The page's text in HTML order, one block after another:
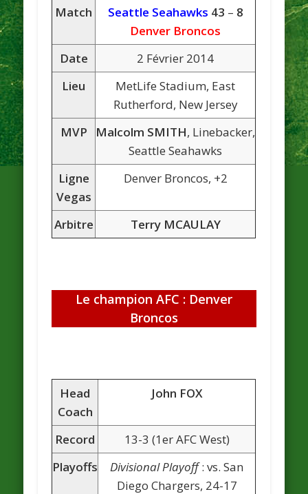
Match Seattle Seahawks 43 – 8
Denver Broncos
Date
2 Février 2014
Lieu
MetLife Stadium, East
Rutherford, New Jersey
MVP
Malcolm SMITH, Linebacker,
Seattle Seahawks
Ligne
Vegas
Denver Broncos, +2
Arbitre Terry MCAULAY
Le champion AFC : Denver
Broncos
Head
Coach
John FOX
Record
13-3 (1er AFC West)
Playoffs
Divisional Playoff: vs. San
Diego Chargers, 24-17